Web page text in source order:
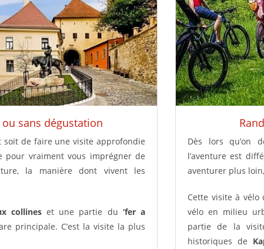
sans dégustation
soit de faire une visite approfondie
pour vraiment vous imprégner de
la manière dont vivent les
collineset une partie du ‘fer a
principale. C’est la visite la plus
Dès lors qu’on
l’aventure est
aventurer plus
Cette visite à vélo
vélo en milieu
partie de la
historiques de